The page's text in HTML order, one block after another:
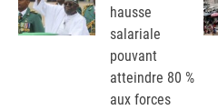
hausse
salariale
pouvant
atteindre 80 %
aux forces